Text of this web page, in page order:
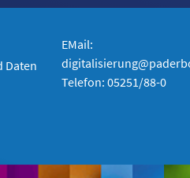
Daten
EMail:
Telefon:05251/88-0